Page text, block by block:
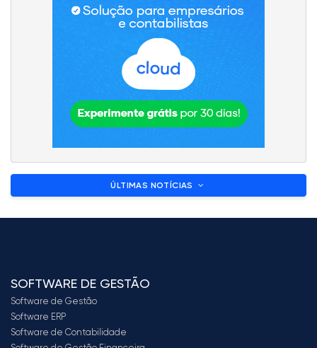
ÚLTIMAS NOTÍCIAS
SOFTWARE DE GESTÃO
Software de Gestão
Software ERP
Software de Contabilidade